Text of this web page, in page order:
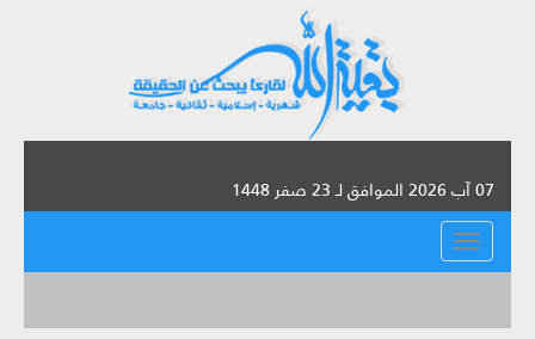
07 آب 2026 الموافق لـ 23 صفر 1448
القائمة